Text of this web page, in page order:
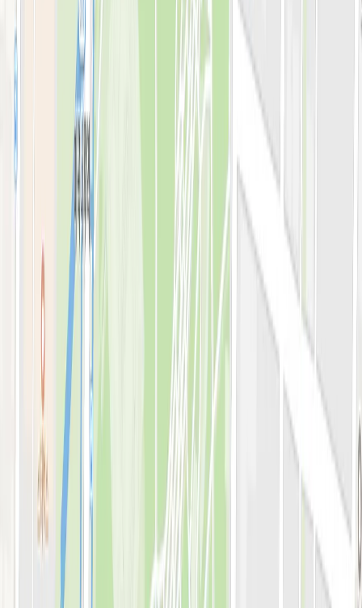
아비쥬의원 소개
병원소개
의료진 소개
블로그